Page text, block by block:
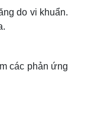
do vi khuẩn.
các phản ứng